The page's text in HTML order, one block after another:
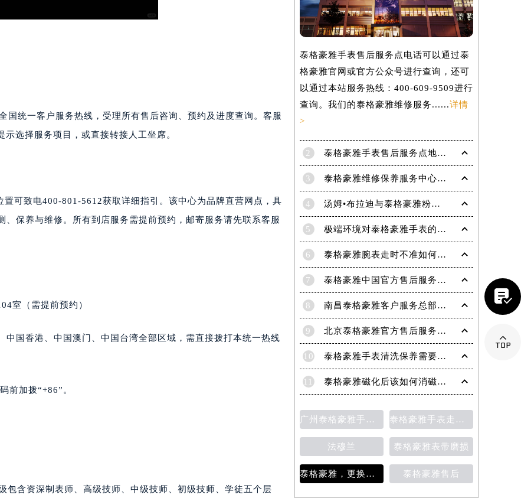
38层09室（需提前预约）
B座12楼03室（需提前预约）
室（需提前预约）
A座907室（需提前预约）
金融中心14楼14D（需提前预约）
字楼B座13层07室（需提前预约）
楼A座10层1002室（需提前预约）
70号华润万象城写字楼（鄂尔多斯大厦）23层2326室（需提前预约）
金融中心写字楼20层01室（需提前预约）
后服务中心（需提前预约）
后服务中心（需提前预约）
售后服务中心（需提前预约）
售后服务中心（需提前预约）
后服务中心（需提前预约）
统一客户服务热线，受理所有售后咨询、预约及进度查询。客服
选择服务项目，或直接转接人工坐席。
可致电400-801-5612获取详细指引。该中心为品牌直营网点，具
保养与维修。所有到店服务需提前预约，邮寄服务请先联系客服
室（需提前预约）
国香港、中国澳门、中国台湾全部区域，需直接拨打本统一热线
前加拨“+86”。
包含资深制表师、高级技师、中级技师、初级技师、学徒五个层
泰格豪雅手表售后服务点电话可以通过泰
格豪雅官网或官方公众号进行查询，还可
以通过本站服务热线：400-609-9509进行
查询。我们的泰格豪雅维修服务......详情
>
2 泰格豪雅手表售后服务点地址在哪里？
3 泰格豪雅维修保养服务中心介绍 | 泰格豪雅
4 汤姆•布拉迪与泰格豪雅粉丝于波士顿共庆历史性胜利
5 极端环境对泰格豪雅手表的影响(极端环境对手表的危害)
6 泰格豪雅腕表走时不准如何解决
7 泰格豪雅中国官方售后服务中心｜官方电话及详细维修地址权威信息公告（2026年7月最新）
8 南昌泰格豪雅客户服务总部电话中心提供专业售后维修保养服务权威公示（2026年7月最新）
9 北京泰格豪雅官方售后服务中心｜全部网点地址与官方客服电话权威信息公告（2026年7月最新）
10 泰格豪雅手表清洗保养需要多久？
11 泰格豪雅磁化后该如何消磁？为什么会磁化？
广州泰格豪雅手表维修服务中心的地址 泰格豪雅手表走时变快
法穆兰 泰格豪雅表带磨损
泰格豪雅，更换表带 泰格豪雅售后

